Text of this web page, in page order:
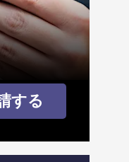
する